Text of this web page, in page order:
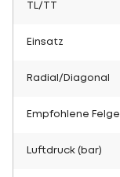
TL/TT
Einsatz
Radial/Diagonal
Empfohlene Felge
Luftdruck (bar)